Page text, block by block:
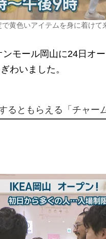
黄色いアイテムを身に着けて
モール岡山に24日オー
わいました。
るともらえる「チャー